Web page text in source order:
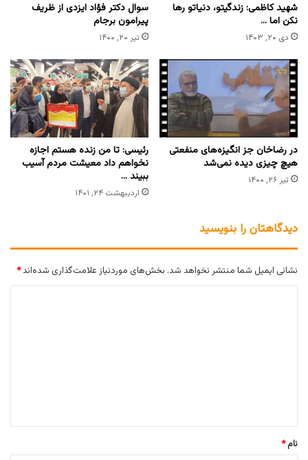
شهید کاظمی: زندگیتو، دنیاتو رها
نکن اما …
دی ۲۰, ۱۴۰۳
سوال دکتر فؤاد ایزدی از ظریف
پیرامون برجام
تیر ۲۰, ۱۴۰۰
در رضاخان جز انگیزه‌های منفعتی
هیچ چیزی دیده نمی‌شد
تیر ۲۶, ۱۴۰۰
رئیسی: تا من زنده هستم اجازه
نخواهم داد معیشت مردم آسیب
ببیند …
اردیبهشت ۲۴, ۱۴۰۱
دیدگاهتان را بنویسید
نشانی ایمیل شما منتشر نخواهد شد. بخش‌های موردنیاز علامت‌گذاری شده‌اند*
نام*